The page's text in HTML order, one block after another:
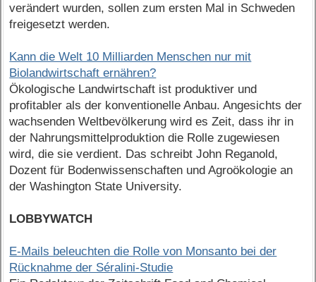
verändert wurden, sollen zum ersten Mal in Schweden
freigesetzt werden.
Kann die Welt 10 Milliarden Menschen nur mit
Biolandwirtschaft ernähren?
Ökologische Landwirtschaft ist produktiver und
profitabler als der konventionelle Anbau. Angesichts der
wachsenden Weltbevölkerung wird es Zeit, dass ihr in
der Nahrungsmittelproduktion die Rolle zugewiesen
wird, die sie verdient. Das schreibt John Reganold,
Dozent für Bodenwissenschaften und Agroökologie an
der Washington State University.
LOBBYWATCH
E-Mails beleuchten die Rolle von Monsanto bei der
Rücknahme der Séralini-Studie